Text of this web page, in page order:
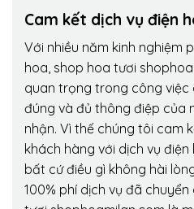
Cam kết dịch vụ điện
Với nhiều năm kinh nghiệm
hoa, shop hoa tươi
quan trọng trong công việc
đúng và đủ thông điệp của
nhận. Vì thế chúng tôi cam
khách hàng với dịch vụ
bất cứ điều gì không hài
100% phí dịch vụ đã